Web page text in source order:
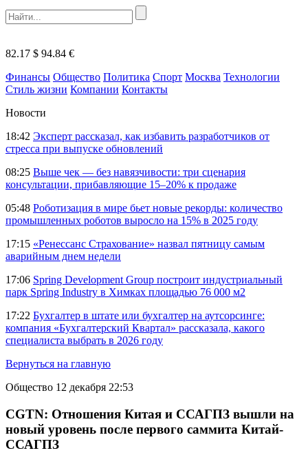
82.17 $ 94.84 €
Финансы Общество Политика Спорт Москва Технологии
Стиль жизни Компании Контакты
Новости
18:42 Эксперт рассказал, как избавить разработчиков от
стресса при выпуске обновлений
08:25 Выше чек — без навязчивости: три сценария
консультации, прибавляющие 15–20% к продаже
05:48 Роботизация в мире бьет новые рекорды: количество
промышленных роботов выросло на 15% в 2025 году
17:15 «Ренессанс Страхование» назвал пятницу самым
аварийным днем недели
17:06 Spring Development Group построит индустриальный
парк Spring Industry в Химках площадью 76 000 м2
17:22 Бухгалтер в штате или бухгалтер на аутсорсинге:
компания «Бухгалтерский Квартал» рассказала, какого
специалиста выбрать в 2026 году
Вернуться на главную
Общество 12 декабря 22:53
CGTN: Отношения Китая и ССАГПЗ вышли на
новый уровень после первого саммита Китай-
ССАГПЗ